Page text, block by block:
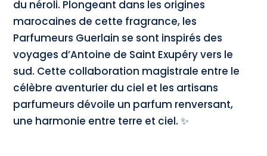
du néroli. Plongeant dans les origines
marocaines de cette fragrance, les
Parfumeurs Guerlain se sont inspirés des
voyages d’Antoine de Saint Exupéry vers le
sud. Cette collaboration magistrale entre le
célèbre aventurier du ciel et les artisans
parfumeurs dévoile un parfum renversant,
une harmonie entre terre et ciel. ✨